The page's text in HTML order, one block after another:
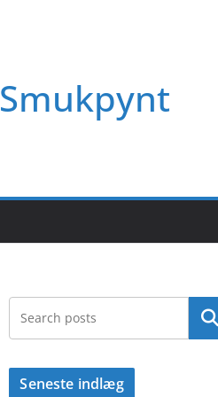
Smukpynt
Søg
Seneste indlæg